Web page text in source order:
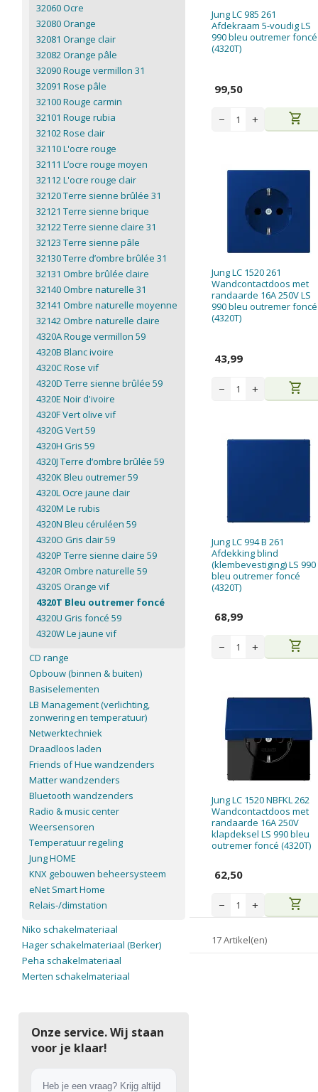
Jung LC 985 261
Afdekraam 5-voudig LS
990 bleu outremer foncé
(4320T)
99,50
− + shopping_cart
Jung LC 1520 261
Wandcontactdoos met
randaarde 16A 250V LS
990 bleu outremer foncé
(4320T)
43,99
− + shopping_cart
Jung LC 994 B 261
Afdekking blind
(klembevestiging) LS 990
bleu outremer foncé
(4320T)
68,99
− + shopping_cart
Jung LC 1520 NBFKL 262
Wandcontactdoos met
randaarde 16A 250V
klapdeksel LS 990 bleu
outremer foncé (4320T)
62,50
− + shopping_cart
17 Artikel(en)
32060 Ocre
32080 Orange
32081 Orange clair
32082 Orange pâle
32090 Rouge vermillon 31
32091 Rose pâle
32100 Rouge carmin
32101 Rouge rubia
32102 Rose clair
32110 L'ocre rouge
32111 L’ocre rouge moyen
32112 L'ocre rouge clair
32120 Terre sienne brûlée 31
32121 Terre sienne brique
32122 Terre sienne claire 31
32123 Terre sienne pâle
32130 Terre d’ombre brûlée 31
32131 Ombre brûlée claire
32140 Ombre naturelle 31
32141 Ombre naturelle moyenne
32142 Ombre naturelle claire
4320A Rouge vermillon 59
4320B Blanc ivoire
4320C Rose vif
4320D Terre sienne brûlée 59
4320E Noir d'ivoire
4320F Vert olive vif
4320G Vert 59
4320H Gris 59
4320J Terre d‘ombre brûlée 59
4320K Bleu outremer 59
4320L Ocre jaune clair
4320M Le rubis
4320N Bleu céruléen 59
4320O Gris clair 59
4320P Terre sienne claire 59
4320R Ombre naturelle 59
4320S Orange vif
4320T Bleu outremer foncé
4320U Gris foncé 59
4320W Le jaune vif
CD range
Opbouw (binnen & buiten)
Basiselementen
LB Management (verlichting,
zonwering en temperatuur)
Netwerktechniek
Draadloos laden
Friends of Hue wandzenders
Matter wandzenders
Bluetooth wandzenders
Radio & music center
Weersensoren
Temperatuur regeling
Jung HOME
KNX gebouwen beheersysteem
eNet Smart Home
Relais-/dimstation
Niko schakelmateriaal
Hager schakelmateriaal (Berker)
Peha schakelmateriaal
Merten schakelmateriaal
Onze service. Wij staan
voor je klaar!
Heb je een vraag? Krijg altijd